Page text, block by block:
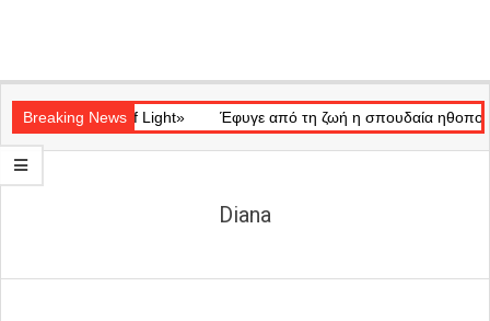
Navigation
Menu
Breaking News
«Ray of Light» Έφυγε από τη ζωή η σπουδαία ηθοποιός
Diana